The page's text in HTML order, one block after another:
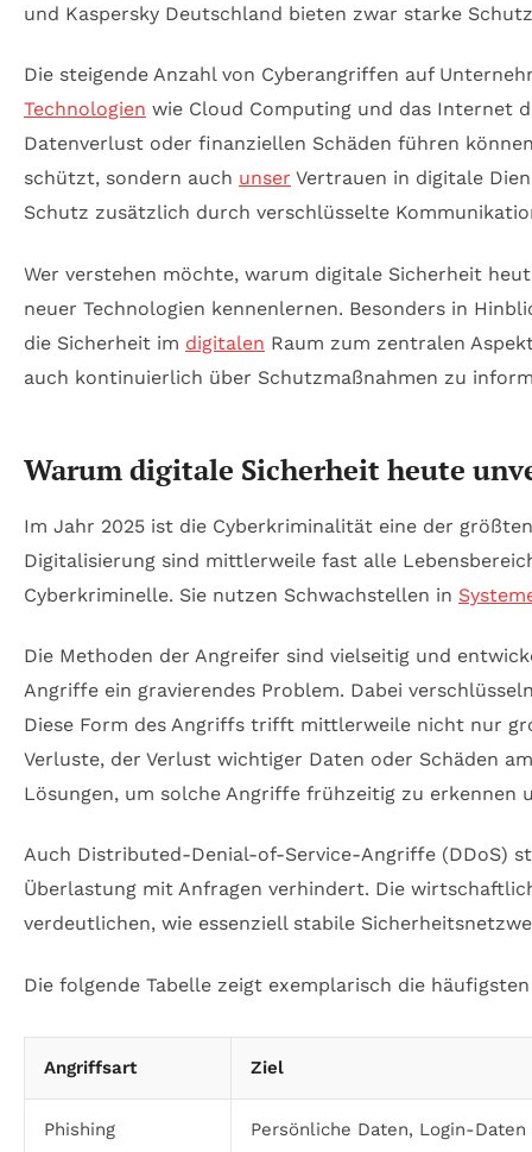
und Kaspersky Deutschland bieten zwar starke
Die steigende Anzahl von Cyberangriffen auf
Technologien wie Cloud Computing und das Internet
Datenverlust oder finanziellen Schäden führen
schützt, sondern auch unser Vertrauen in digitale
Schutz zusätzlich durch verschlüsselte
Wer verstehen möchte, warum digitale Sicherheit
neuer Technologien kennenlernen. Besonders in
die Sicherheit im digitalen Raum zum zentralen
auch kontinuierlich über Schutzmaßnahmen zu
Warum digitale Sicherheit heute
Im Jahr 2025 ist die Cyberkriminalität eine der
Digitalisierung sind mittlerweile fast alle
Cyberkriminelle. Sie nutzen Schwachstellen in
Die Methoden der Angreifer sind vielseitig und
Angriffe ein gravierendes Problem. Dabei
Diese Form des Angriffs trifft mittlerweile nicht nur
Verluste, der Verlust wichtiger Daten oder Schäden
Lösungen, um solche Angriffe frühzeitig zu erkennen
Auch Distributed-Denial-of-Service-Angriffe (DDoS)
Überlastung mit Anfragen verhindert. Die
verdeutlichen, wie essenziell stabile
Die folgende Tabelle zeigt exemplarisch die
Angriffsart Ziel
Phishing Persönliche Daten, Login-Daten